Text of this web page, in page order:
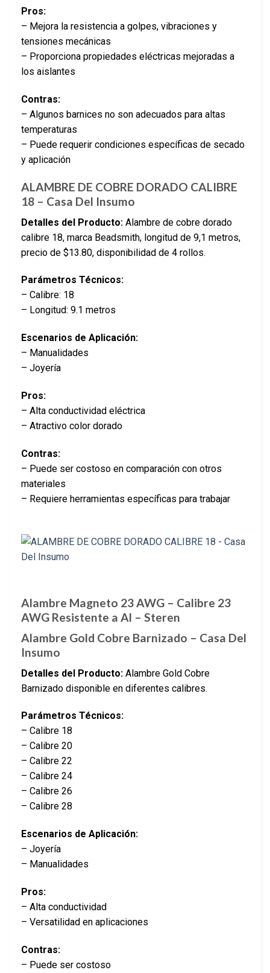
Pros:
– Mejora la resistencia a golpes, vibraciones y
tensiones mecánicas
– Proporciona propiedades eléctricas mejoradas a
los aislantes
Contras:
– Algunos barnices no son adecuados para altas
temperaturas
– Puede requerir condiciones específicas de secado
y aplicación
ALAMBRE DE COBRE DORADO CALIBRE
18 – Casa Del Insumo
Detalles del Producto: Alambre de cobre dorado
calibre 18, marca Beadsmith, longitud de 9,1 metros,
precio de $13.80, disponibilidad de 4 rollos.
Parámetros Técnicos:
– Calibre: 18
– Longitud: 9.1 metros
Escenarios de Aplicación:
– Manualidades
– Joyería
Pros:
– Alta conductividad eléctrica
– Atractivo color dorado
Contras:
– Puede ser costoso en comparación con otros
materiales
– Requiere herramientas específicas para trabajar
Alambre Magneto 23 AWG – Calibre 23
AWG Resistente a Al – Steren
Alambre Gold Cobre Barnizado – Casa Del
Insumo
Detalles del Producto: Alambre Gold Cobre
Barnizado disponible en diferentes calibres.
Parámetros Técnicos:
– Calibre 18
– Calibre 20
– Calibre 22
– Calibre 24
– Calibre 26
– Calibre 28
Escenarios de Aplicación:
– Joyería
– Manualidades
Pros:
– Alta conductividad
– Versatilidad en aplicaciones
Contras:
– Puede ser costoso